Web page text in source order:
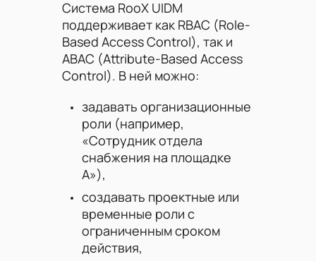
Система RooX UIDM
поддерживает как RBAC (Role-
Based Access Control), так и
ABAC (Attribute-Based Access
Control). В ней можно:
задавать организационные
роли (например,
«Сотрудник отдела
снабжения на площадке
А»),
создавать проектные или
временные роли с
ограниченным сроком
действия,